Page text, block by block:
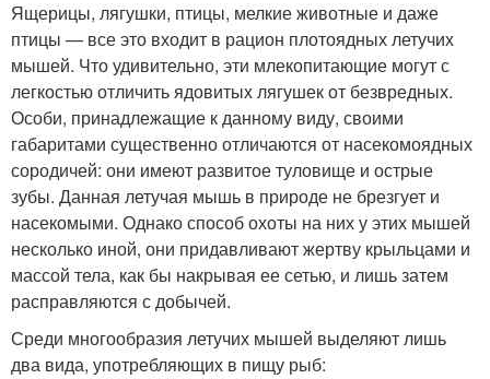
Ящерицы, лягушки, птицы, мелкие животные и даже
птицы — все это входит в рацион плотоядных летучих
мышей. Что удивительно, эти млекопитающие могут с
легкостью отличить ядовитых лягушек от безвредных.
Особи, принадлежащие к данному виду, своими
габаритами существенно отличаются от насекомоядных
сородичей: они имеют развитое туловище и острые
зубы. Данная летучая мышь в природе не брезгует и
насекомыми. Однако способ охоты на них у этих мышей
несколько иной, они придавливают жертву крыльцами и
массой тела, как бы накрывая ее сетью, и лишь затем
расправляются с добычей.
Среди многообразия летучих мышей выделяют лишь
два вида, употребляющих в пищу рыб: